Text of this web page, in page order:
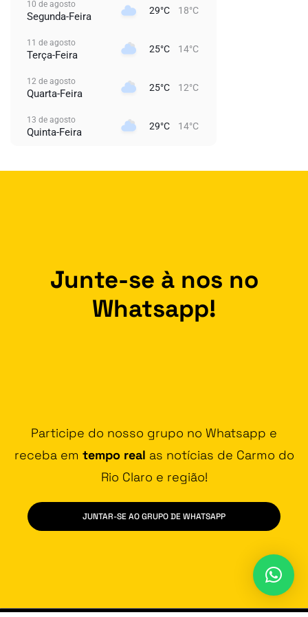
10 de agosto
Segunda-Feira 29°C 18°C
11 de agosto
Terça-Feira 25°C 14°C
12 de agosto
Quarta-Feira 25°C 12°C
13 de agosto
Quinta-Feira 29°C 14°C
Junte-se à nos no
Whatsapp!
Participe do nosso grupo no Whatsapp e
receba em tempo real as notícias de Carmo do
Rio Claro e região!
JUNTAR-SE AO GRUPO DE WHATSAPP